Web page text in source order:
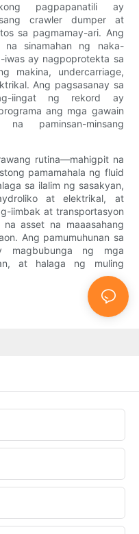
pagpapanatili ay
crawler dumper at
sa pagmamay-ari. Ang
na sinamahan ng naka-
ay nagpoprotekta sa
makina, undercarriage,
Ang pagsasanay sa
iingat ng rekord ay
ang mga gawain
paminsan-minsang
rutina—mahigpit na
pamamahala ng fluid
sa ilalim ng sasakyan,
at elektrikal, at
iimbak at transportasyon
asset na maaasahang
Ang pamumuhunan sa
magbubunga ng mga
at halaga ng muling